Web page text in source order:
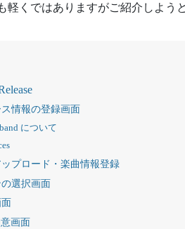
軽くではありますがご紹介しよう
情報の登録画面
について
プロード・楽曲情報登録
選択画面
画面